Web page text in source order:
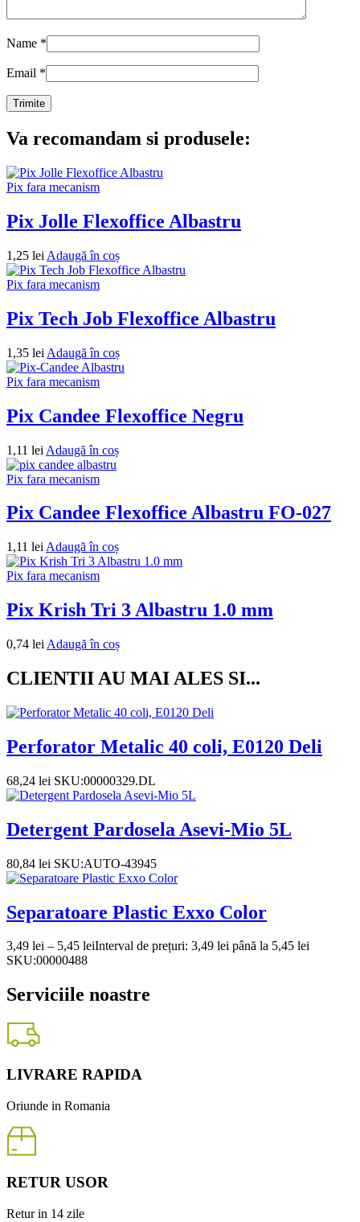
Name *
Email *
Va recomandam si produsele:
Pix fara mecanism
Pix Jolle Flexoffice Albastru
1,25 lei Adaugă în coș
Pix fara mecanism
Pix Tech Job Flexoffice Albastru
1,35 lei Adaugă în coș
Pix fara mecanism
Pix Candee Flexoffice Negru
1,11 lei Adaugă în coș
Pix fara mecanism
Pix Candee Flexoffice Albastru FO-027
1,11 lei Adaugă în coș
Pix fara mecanism
Pix Krish Tri 3 Albastru 1.0 mm
0,74 lei Adaugă în coș
CLIENTII AU MAI ALES SI...
Perforator Metalic 40 coli, E0120 Deli
68,24 lei SKU:00000329.DL
Detergent Pardosela Asevi-Mio 5L
80,84 lei SKU:AUTO-43945
Separatoare Plastic Exxo Color
3,49 lei – 5,45 leiInterval de prețuri: 3,49 lei până la 5,45 lei
SKU:00000488
Serviciile noastre
LIVRARE RAPIDA
Oriunde in Romania
RETUR USOR
Retur in 14 zile